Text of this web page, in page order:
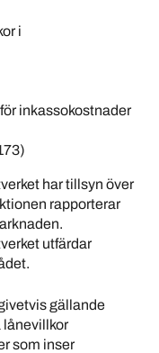
i
inkassokostnader
har tillsyn över
rapporterar
utfärdar
gällande
lånevillkor
som inser